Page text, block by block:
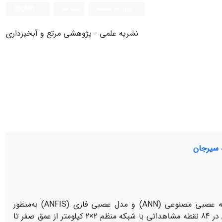
نشریه علمی - پژوهشی مرتع و آبخیزداری
این مطالعه با هدف مقایسه کارایی مدل‎های رگرسیون درختی (RT)، شبکه عصبی مصنوعی (ANN) و مدل عصبی فازی (ANFIS) به‌منظور
نقشه‎برداری رقومی بافت خاک در بخشی از اراضی سیرجان انجام شد. بر این اساس در 84 نقطه مشاهداتی با شبکه منظم 2×2 کیلومتر از عمق صفر تا